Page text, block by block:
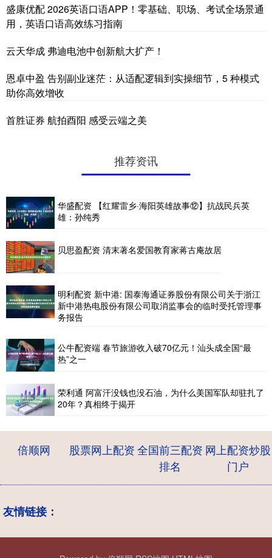
盛康优配 2026英语口语APP！零基础、职场、考试全场景通
用，英语口语高效练习指南
云天华成 弗迪电池中创新航大扩产！
恩卓中盈 告别副业迷茫：从适配逻辑到实操细节，5 种模式
助你高效增收
首胜证券 航拍酉阳 感受云端之美
推荐资讯
华盛配资 【红耀雷乡·海阳英雄故事⑫】抗战民兵英
雄：孙纯秀
贝思盈配资 清末著名爱国教育家蒋古庵故居
明利配资 新中港: 国泰海通证券股份有限公司关于浙江
新中港热电股份有限公司取消监事会的临时受托管理事
务报告
公牛配资端 春节旅游收入破70亿元！汕头成全国“最
热”之一
荣利通 阿富汗没钱也没石油，为什么美国军队却驻扎了
20年？真相终于揭开
倍顺网 股票网上配资全国前三配资
排名
网上配资炒股
门户
友情链接：